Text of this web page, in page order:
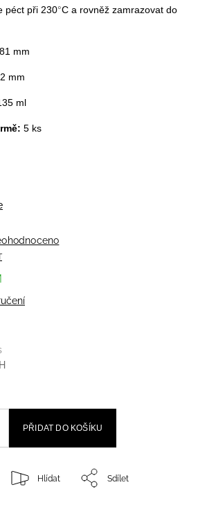
péct při 230°C a rovněž zamrazovat do
81 mm
mm
ml
5 ks
PŘIDAT DO KOŠÍKU
Hlídat Sdílet